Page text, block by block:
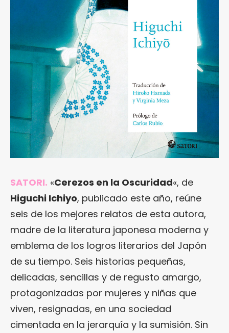
SATORI. «Cerezos en la Oscuridad«, de
Higuchi Ichiyo, publicado este año, reúne
seis de los mejores relatos de esta autora,
madre de la literatura japonesa moderna y
emblema de los logros literarios del Japón
de su tiempo. Seis historias pequeñas,
delicadas, sencillas y de regusto amargo,
protagonizadas por mujeres y niñas que
viven, resignadas, en una sociedad
cimentada en la jerarquía y la sumisión. Sin